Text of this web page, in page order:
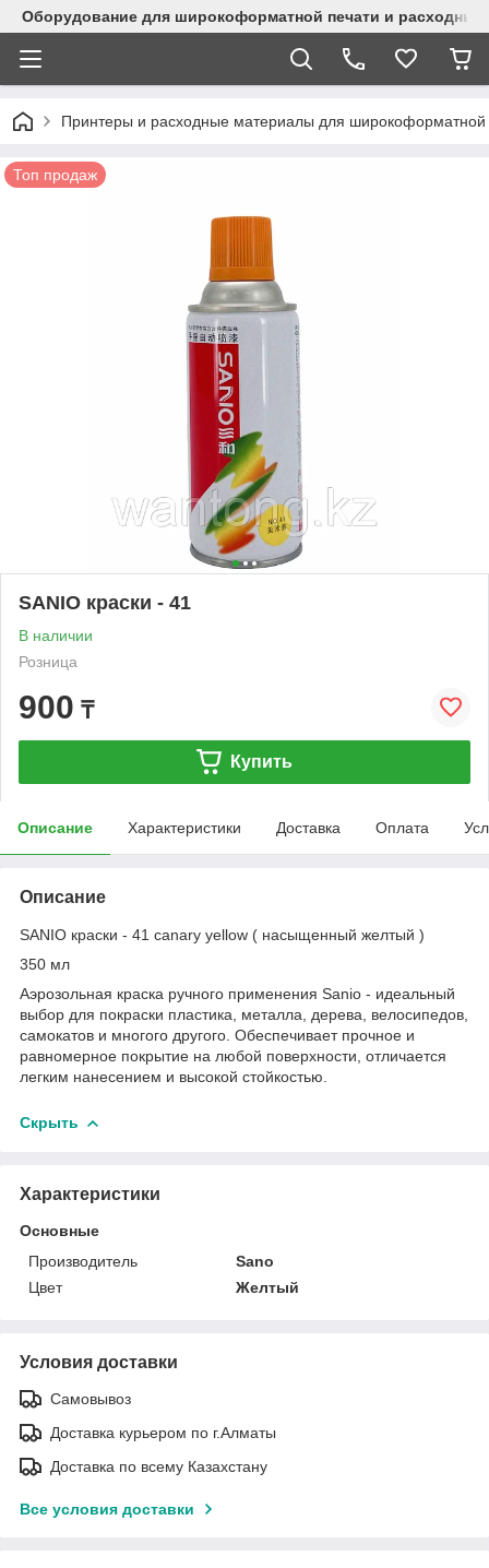
Оборудование для широкоформатной печати и
Принтеры и расходные материалы для широкоформатной
Топ продаж
SANIO краски - 41
В наличии
Розница
900 ₸
Купить
Описание Характеристики Доставка Оплата
Описание
SANIO краски - 41 canary yellow ( насыщенный желтый )
350 мл
Аэрозольная краска ручного применения Sanio - идеальный
выбор для покраски пластика, металла, дерева, велосипедов,
самокатов и многого другого. Обеспечивает прочное и
равномерное покрытие на любой поверхности, отличается
легким нанесением и высокой стойкостью.
Скрыть
Характеристики
Основные
Производитель
Sano
Цвет
Желтый
Условия доставки
Самовывоз
Доставка курьером по г.Алматы
Доставка по всему Казахстану
Все условия доставки